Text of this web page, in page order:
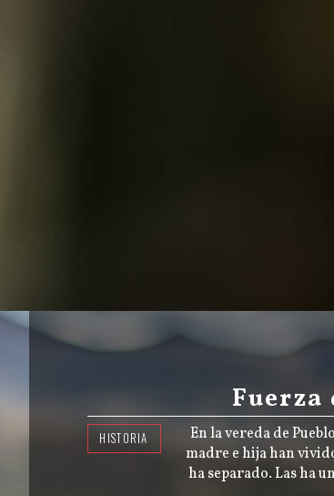
Fuerza
HISTORIA
En la vereda de
madre e hija han
ha separado. Las ha